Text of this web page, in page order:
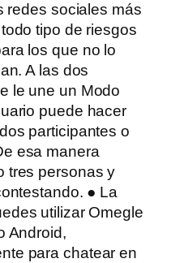
redes sociales más
tipo de riesgos
los que no lo
A las dos
le une un Modo
puede hacer
participantes o
esa manera
tres personas y
● La
utilizar Omegle
Android,
para chatear en